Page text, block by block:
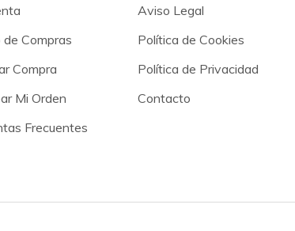
de Compras
Compra
Mi Orden
Frecuentes
Aviso Legal
Política de Cookies
Política de Privacidad
Contacto